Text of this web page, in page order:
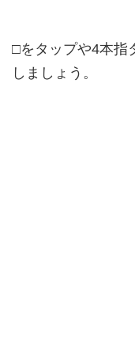
□をタップや4本指
しましょう。